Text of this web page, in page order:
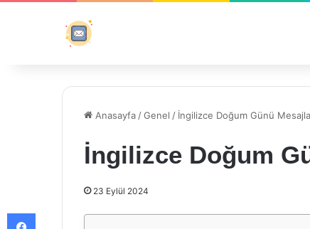
Anasayfa /Genel / İngilizce Doğum Günü
İngilizce Doğum
23 Eylül 2024
Facebook